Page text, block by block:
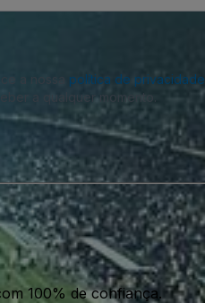
política de privacidade
a qualquer momento.
100% de confiança.